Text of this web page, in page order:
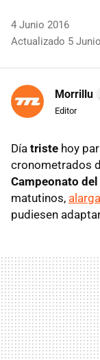
4 Junio 2016
Actualizado 5
Morrillu
Editor
Día triste hoy
cronometrados
Campeonato
matutinos,
pudiesen